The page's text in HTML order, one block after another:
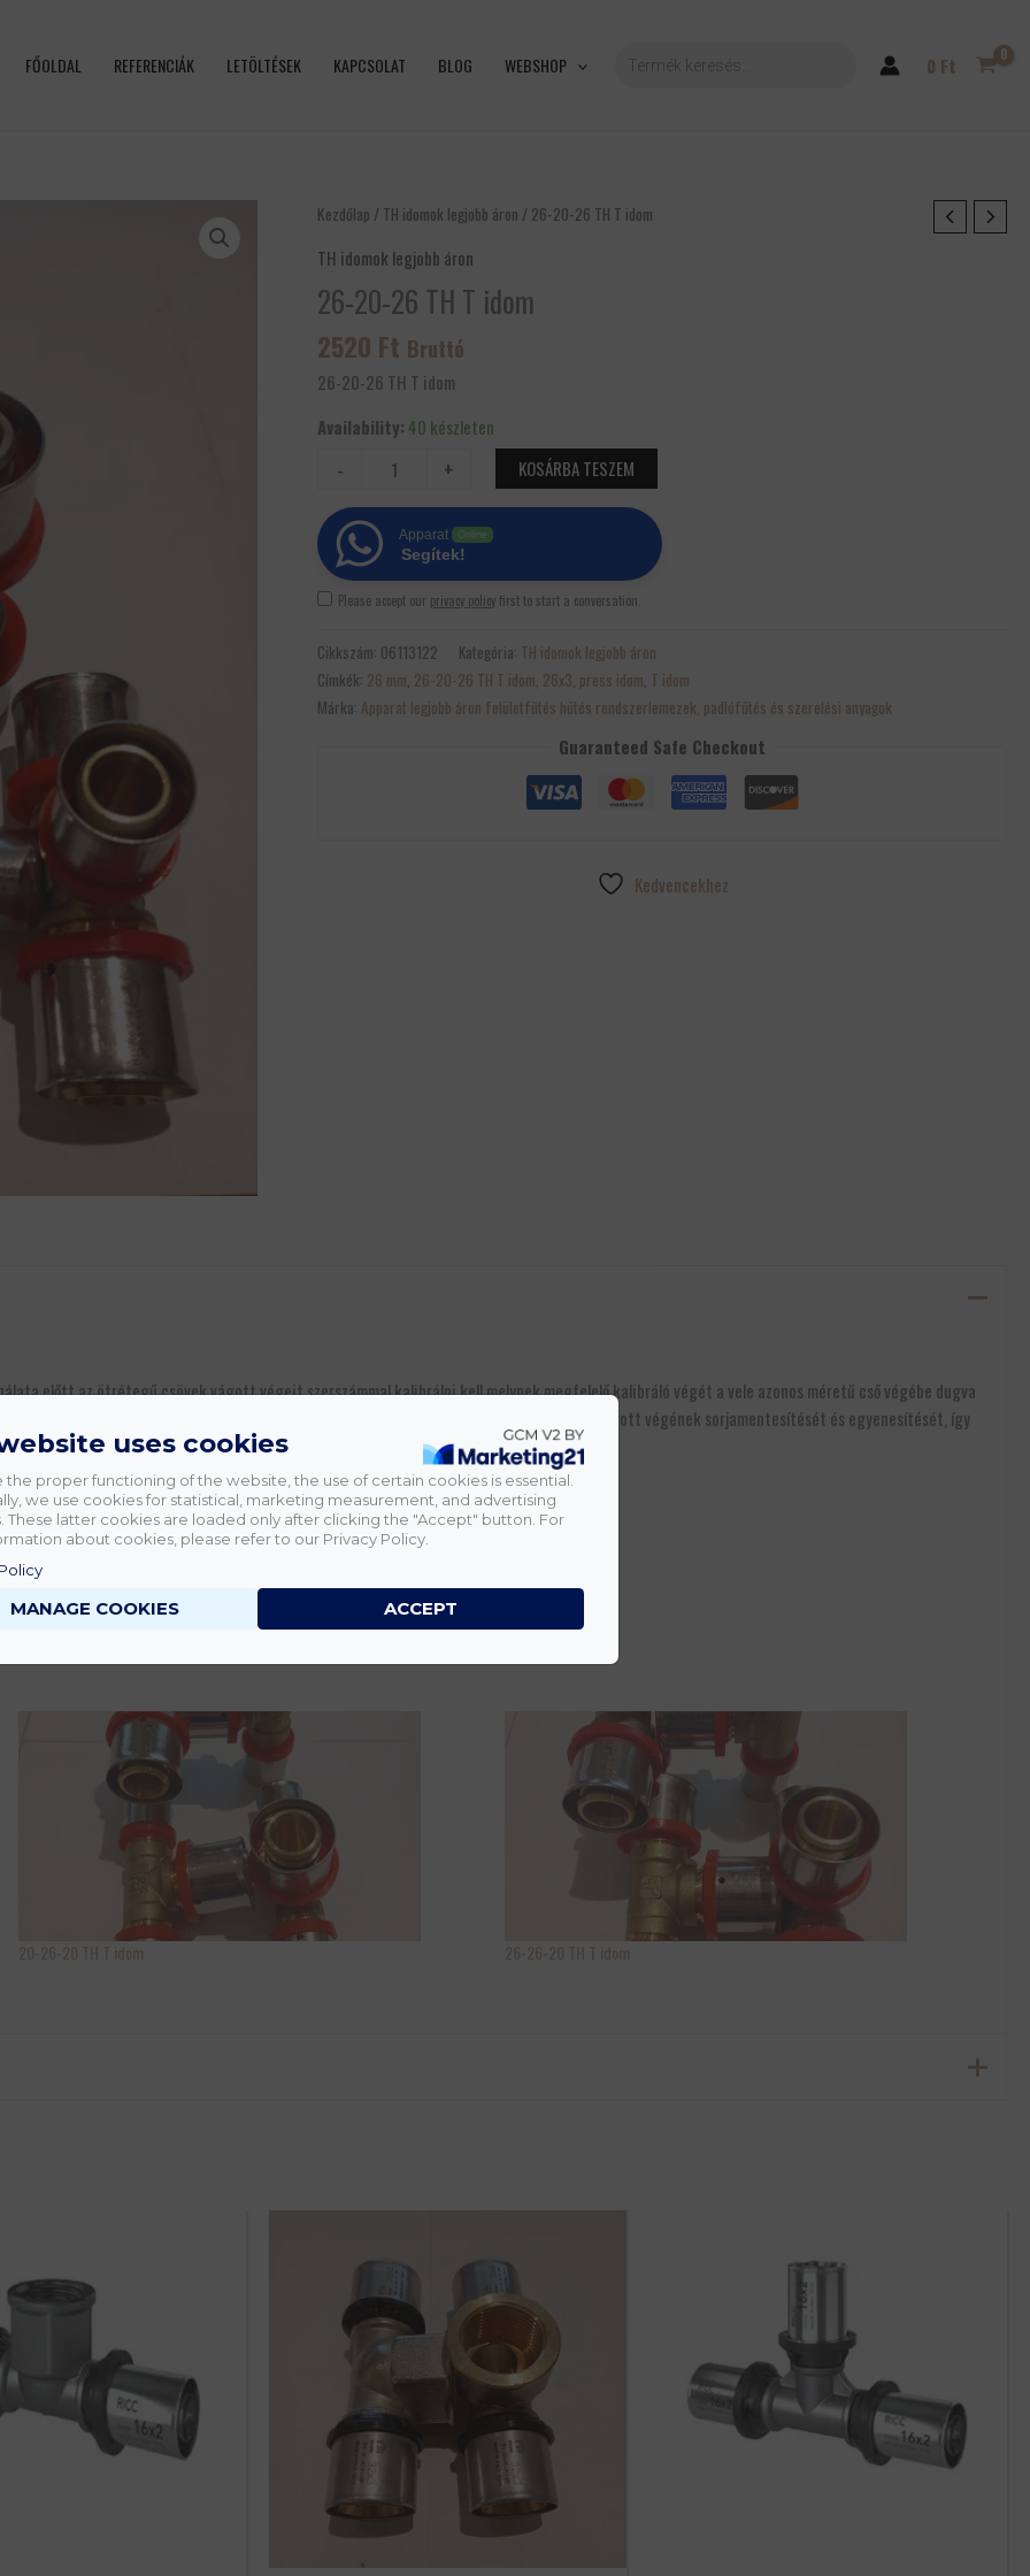
FŐOLDAL REFERENCIÁK LETÖLTÉSEK KAPCSOLAT BLOG WEBSHOP SEARCH 0 Ft
Kezdőlap / TH idomok legjobb áron / 26-20-26 TH T idom
TH idomok legjobb áron
26-20-26 TH T idom
2520 Ft Bruttó
26-20-26 TH T idom
Availability: 40 készleten
-
26-
26
TH
idom
mennyiség
+ KOSÁRBA TESZEM
Apparat Online
Segítek!
Please accept our privacy policyfirst to start a conversation.
Cikkszám: 06113122 Kategória: TH idomok legjobb áron
Címkék: 26 mm 26-20-26 TH T idom 26x3 press idom T idom
Márka: Apparat legjobb áron felületfűtés hűtés rendszerlemezek, padlófűtés és szerelési anyagok
Guaranteed Safe Checkout
Kedvencekhez
előtt az ötrétegű csövek vágott végeit szerszámmal kalibrálni kell melynek megfelelő kalibráló végét a vele azonos méretű cső végébe dugva
A szerszám egyszerre végzi el a cső belső átmérőjének enyhe felbővítését és a vágott végének sorjamentesítését és egyenesítését, így
20-26-20 TH T idom 26-26-20 TH T idom
uses cookies
the proper functioning of the website, the use of certain cookies is essential.
we use cookies for statistical, marketing measurement, and advertising
These latter cookies are loaded only after clicking the "Accept" button. For
about cookies, please refer to our Privacy Policy.
MANAGE COOKIES ACCEPT